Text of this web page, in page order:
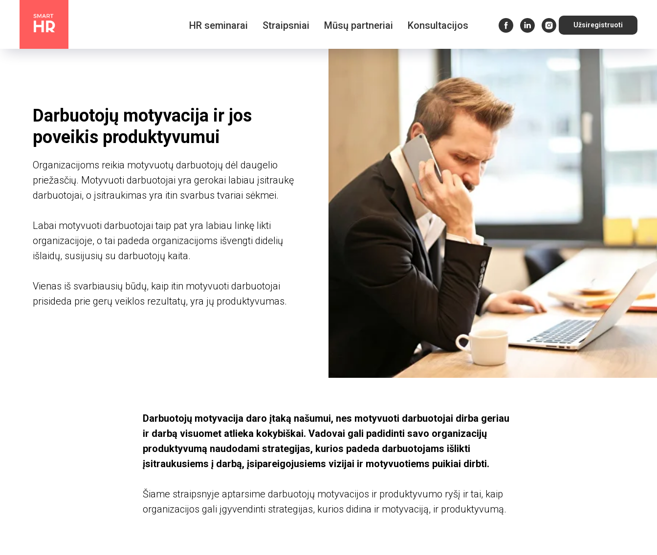
HR seminarai Straipsniai Mūsų partneriai Konsultacijos Užsiregistruoti
Darbuotojų motyvacija ir jos
poveikis produktyvumui
Organizacijoms reikia motyvuotų darbuotojų dėl daugelio
priežasčių. Motyvuoti darbuotojai yra gerokai labiau įsitraukę
darbuotojai, o įsitraukimas yra itin svarbus tvariai sėkmei.
Labai motyvuoti darbuotojai taip pat yra labiau linkę likti
organizacijoje, o tai padeda organizacijoms išvengti didelių
išlaidų, susijusių su darbuotojų kaita.
Vienas iš svarbiausių būdų, kaip itin motyvuoti darbuotojai
prisideda prie gerų veiklos rezultatų, yra jų produktyvumas.
Darbuotojų motyvacija daro įtaką našumui, nes motyvuoti darbuotojai dirba geriau
ir darbą visuomet atlieka kokybiškai. Vadovai gali padidinti savo organizacijų
produktyvumą naudodami strategijas, kurios padeda darbuotojams išlikti
įsitraukusiems į darbą, įsipareigojusiems vizijai ir motyvuotiems puikiai dirbti.
Šiame straipsnyje aptarsime darbuotojų motyvacijos ir produktyvumo ryšį ir tai, kaip
organizacijos gali įgyvendinti strategijas, kurios didina ir motyvaciją, ir produktyvumą.